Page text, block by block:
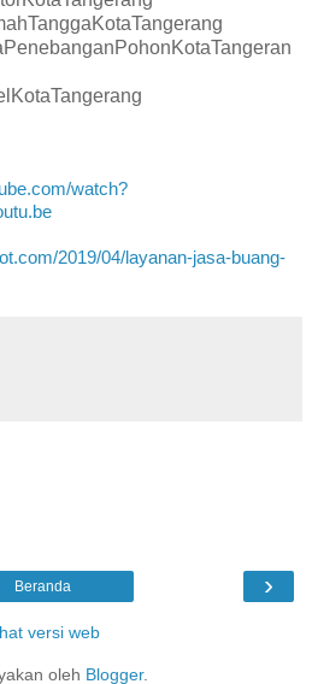
watch?
2019/04/layanan-jasa-buang-
›
Beranda
versi web
oleh Blogger.